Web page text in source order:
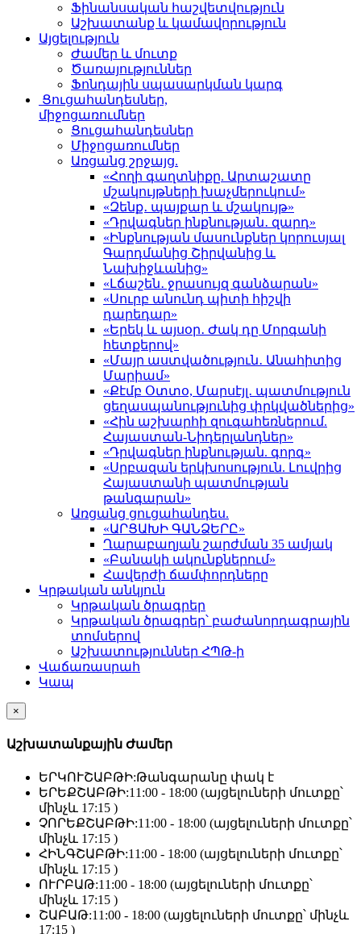
Ֆինանսական հաշվետվություն
Աշխատանք և կամավորություն
Այցելություն
Ժամեր և մուտք
Ծառայություններ
Ֆոնդային սպասարկման կարգ
Ցուցահանդեսներ,
միջոցառումներ
Ցուցահանդեսներ
Միջոցառումներ
Առցանց շրջայց.
«Հողի գաղտնիքը. Արտաշատը
մշակույթների խաչմերուկում»
«Զենք․ պայքար և մշակույթ»
«Դրվագներ ինքնության․ զարդ»
«Ինքնության մասունքներ կորուսյալ
Գարդմանից Շիրվանից և
Նախիջևանից»
«Լճաշեն․ ջրասույզ գանձարան»
«Սուրբ անունդ պիտի հիշվի
դարեդար»
«Երեկ և այսօր․ Ժակ դը Մորգանի
հետքերով»
«Մայր աստվածություն․ Անահիտից
Մարիամ»
«Քէմբ Օտտօ, Մարսէյլ․ պատմություն
ցեղասպանությունից փրկվածներից»
«Հին աշխարհի զուգահեռներում.
Հայաստան-Նիդերլանդներ»
«Դրվագներ ինքնության. գորգ»
«Սրբազան երկխոսություն. Լուվրից
Հայաստանի պատմության
թանգարան»
Առցանց ցուցահանդես.
«ԱՐՑԱԽԻ ԳԱՆՁԵՐԸ»
Ղարաբաղյան շարժման 35 ամյակ
«Բանակի ակունքներում»
Հավերժի ճամփորդները
Կրթական անկյուն
Կրթական ծրագրեր
Կրթական ծրագրեր՝ բաժանորդագրային
տոմսերով
Աշխատություններ ՀՊԹ-ի
Վաճառասրահ
Կապ
×
Աշխատանքային Ժամեր
ԵՐԿՈՒՇԱԲԹԻ:Թանգարանը փակ է
ԵՐԵՔՇԱԲԹԻ:11:00 - 18:00 (այցելուների մուտքը՝
մինչև 17:15 )
ՉՈՐԵՔՇԱԲԹԻ:11:00 - 18:00 (այցելուների մուտքը՝
մինչև 17:15 )
ՀԻՆԳՇԱԲԹԻ:11:00 - 18:00 (այցելուների մուտքը՝
մինչև 17:15 )
ՈՒՐԲԱԹ:11:00 - 18:00 (այցելուների մուտքը՝
մինչև 17:15 )
ՇԱԲԱԹ:11:00 - 18:00 (այցելուների մուտքը՝ մինչև
17:15 )